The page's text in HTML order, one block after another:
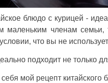
блюдо с курицей -
маленьким членам семьи,
что вы не
подходит не только
мой рецепт китайского